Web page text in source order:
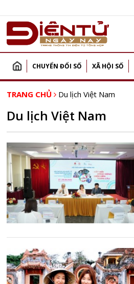
CHUYỂN ĐỔI SỐ XÃ HỘI SỐ
TRANG CHỦ Du lịch Việt Nam
Du lịch Việt Nam